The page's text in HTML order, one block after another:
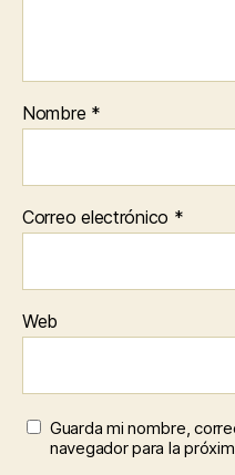
Nombre *
Correo electrónico *
Web
Guarda mi nombre,
navegador para la